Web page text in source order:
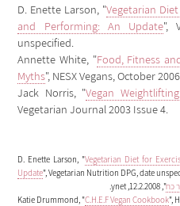
D. Enette Larson, "Vegetarian
and Performing: An Update",
unspecified.
Annette White, "Food, Fitness
Myths", NESX Vegans, October 2006.
Jack Norris, "Vegan
Vegetarian Journal 2003 Issue 4.
D. Enette Larson, "Vegetarian Diet for
Update", Vegetarian Nutrition DPG, date
כח", ynet ,12.2.2008.
Katie Drummond, "C.H.E.F Vegan Cookbook",